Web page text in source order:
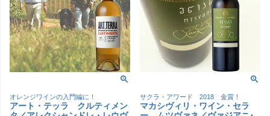
オレンジワインの入門編に！
アート・テッラ クルティメン
サクラ・アワード 2018 金賞！
マカシヴィリ・ワイン・セラ